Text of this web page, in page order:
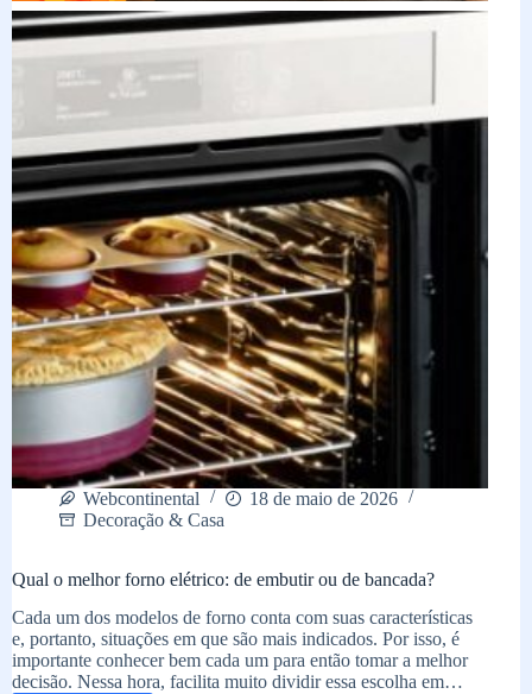
Webcontinental
18 de maio de 2026
Decoração & Casa
Qual o melhor forno elétrico: de embutir ou de bancada?
Cada um dos modelos de forno conta com suas características
e, portanto, situações em que são mais indicados. Por isso, é
importante conhecer bem cada um para então tomar a melhor
decisão. Nessa hora, facilita muito dividir essa escolha em…